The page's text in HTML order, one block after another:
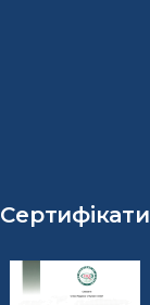
Сертифікати